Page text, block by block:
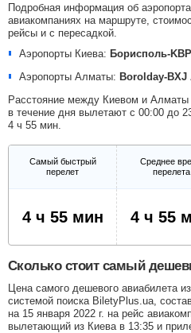
Подробная информация об
авиакомпаниях на маршруте,
рейсы и с пересадкой.
Аэропорты Киева: Борисполь-KBP
Аэропорты Алматы: Borolday-BXJ
Расстояние между Киевом и
в течение дня вылетают с 00:00 до
4 ч 55 мин.
Самый быстрый
перелет
Среднее
перелета
4 ч 55 мин 4 ч 55
Сколько стоит самый
Цена самого дешевого авиабилета
системой поиска BiletyPlus.ua,
на 15 января 2022 г. на рейс
вылетающий из Киева в 13:35 и